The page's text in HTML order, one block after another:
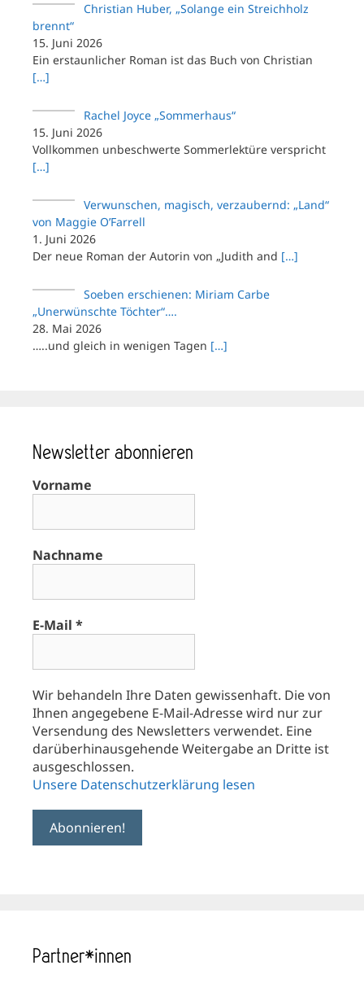
Christian Huber, „Solange ein Streichholz
brennt“
15. Juni 2026
Ein erstaunlicher Roman ist das Buch von Christian
[…]
Rachel Joyce „Sommerhaus“
15. Juni 2026
Vollkommen unbeschwerte Sommerlektüre verspricht
[…]
Verwunschen, magisch, verzaubernd: „Land“
von Maggie O’Farrell
1. Juni 2026
Der neue Roman der Autorin von „Judith and […]
Soeben erschienen: Miriam Carbe
„Unerwünschte Töchter“….
28. Mai 2026
…..und gleich in wenigen Tagen […]
Newsletter abonnieren
Vorname
Nachname
E-Mail *
Wir behandeln Ihre Daten gewissenhaft. Die von
Ihnen angegebene E-Mail-Adresse wird nur zur
Versendung des Newsletters verwendet. Eine
darüberhinausgehende Weitergabe an Dritte ist
ausgeschlossen.
Unsere Datenschutzerklärung lesen
Partner*innen